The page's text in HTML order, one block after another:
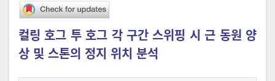
컬링 호그 투 호그 각 구간 스위핑 시 근 동원 양
상 및 스톤의 정지 위치 분석